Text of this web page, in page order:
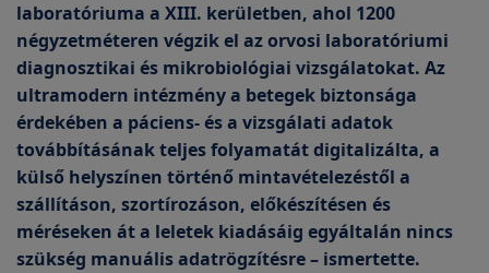
laboratóriuma a XIII. kerületben, ahol 1200
négyzetméteren végzik el az orvosi laboratóriumi
diagnosztikai és mikrobiológiai vizsgálatokat. Az
ultramodern intézmény a betegek biztonsága
érdekében a páciens- és a vizsgálati adatok
továbbításának teljes folyamatát digitalizálta, a
külső helyszínen történő mintavételezéstől a
szállításon, szortírozáson, előkészítésen és
méréseken át a leletek kiadásáig egyáltalán nincs
szükség manuális adatrögzítésre – ismertette.